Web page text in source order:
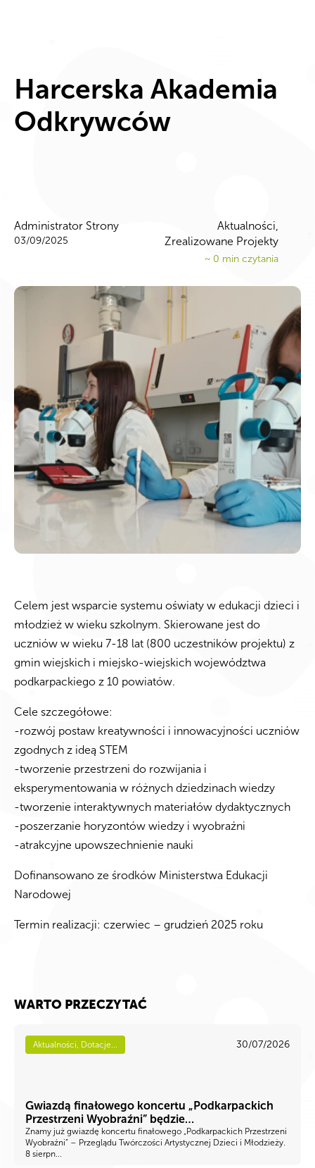
Harcerska Akademia
Odkrywców
Administrator Strony
03/09/2025
Aktualności,
Zrealizowane Projekty
~ 0 min czytania
Celem jest wsparcie systemu oświaty w edukacji dzieci i
młodzież w wieku szkolnym. Skierowane jest do
uczniów w wieku 7-18 lat (800 uczestników projektu) z
gmin wiejskich i miejsko-wiejskich województwa
podkarpackiego z 10 powiatów.
Cele szczegółowe:
-rozwój postaw kreatywności i innowacyjności uczniów
zgodnych z ideą STEM
-tworzenie przestrzeni do rozwijania i
eksperymentowania w różnych dziedzinach wiedzy
-tworzenie interaktywnych materiałów dydaktycznych
-poszerzanie horyzontów wiedzy i wyobraźni
-atrakcyjne upowszechnienie nauki
Dofinansowano ze środków Ministerstwa Edukacji
Narodowej
Termin realizacji: czerwiec – grudzień 2025 roku
WARTO PRZECZYTAĆ
Aktualności, Dotacje... 30/07/2026
Gwiazdą finałowego koncertu „Podkarpackich
Przestrzeni Wyobraźni” będzie…
Znamy już gwiazdę koncertu finałowego „Podkarpackich Przestrzeni
Wyobraźni” – Przeglądu Twórczości Artystycznej Dzieci i Młodzieży.
8 sierpn...